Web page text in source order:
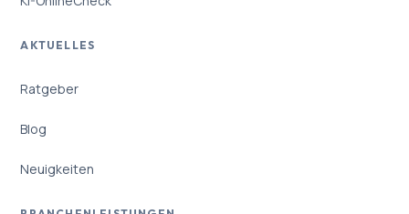
AKTUELLES
Ratgeber
Blog
Neuigkeiten